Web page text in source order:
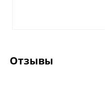
Отзывы